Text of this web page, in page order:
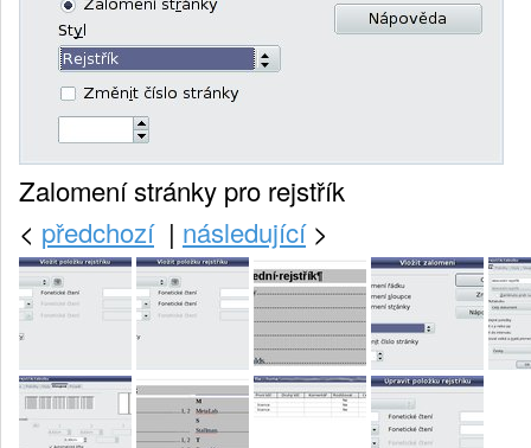
Zalomení stránky pro rejstřík
< předchozí| následující>